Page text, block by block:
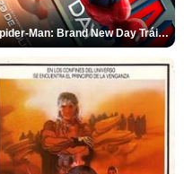
Spider-Man: Brand New Day Tráiler (3)